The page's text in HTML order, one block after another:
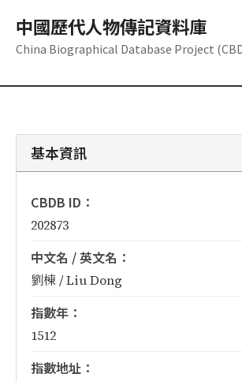
中國歷代人物傳記資料庫
China Biographical Database Project
基本資訊
CBDB ID：
202873
中文名 / 英文名：
劉棟 / Liu Dong
指數年：
1512
指數地址：